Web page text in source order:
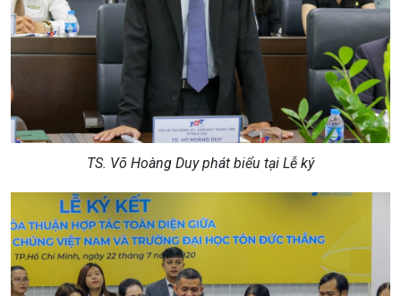
TS. Võ Hoàng Duy phát biểu tại Lễ ký